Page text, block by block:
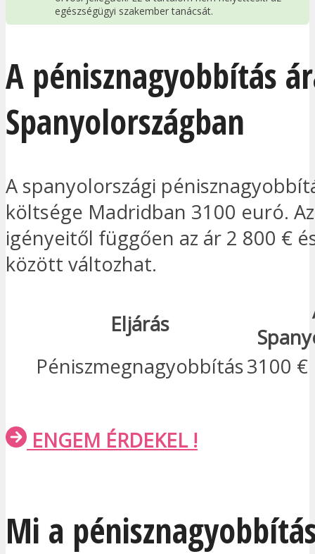
egészségügyi szakember tanácsát.
A pénisznagyobbítás
Spanyolországban
A spanyolországi
költsége Madridban 3100 euró.
igényeitől függően az ár 2 800 €
között változhat.
Eljárás
Péniszmegnagyobbítás3100 €
ENGEM ÉRDEKEL !
Mi a